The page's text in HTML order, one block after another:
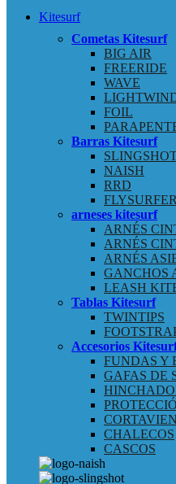
Kitesurf
Cometas Kitesurf
BIG AIR
FREERIDE
WAVE
FOIL
Barras Kitesurf
NAISH
RRD
FLYSURFER
arneses kitesurf
ARNÉS
ARNÉS
ARNÉS
GANCHOS
LEASH
Tablas Kitesurf
TWINTIPS
Accesorios
FUNDAS Y
GAFAS DE
CHALECOS
CASCOS